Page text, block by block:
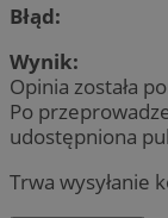
Błąd:
Wynik:
Opinia została
Po
udostępniona
Trwa wysyłanie